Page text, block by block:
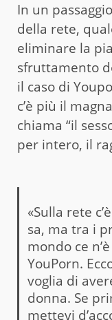
In un
della rete,
eliminare la
sfruttamento
il caso di
c’è più il
chiama “il
per intero, il
«Sulla rete
sa, ma tra i
mondo ce
YouPorn.
voglia di
donna. Se
mettevi